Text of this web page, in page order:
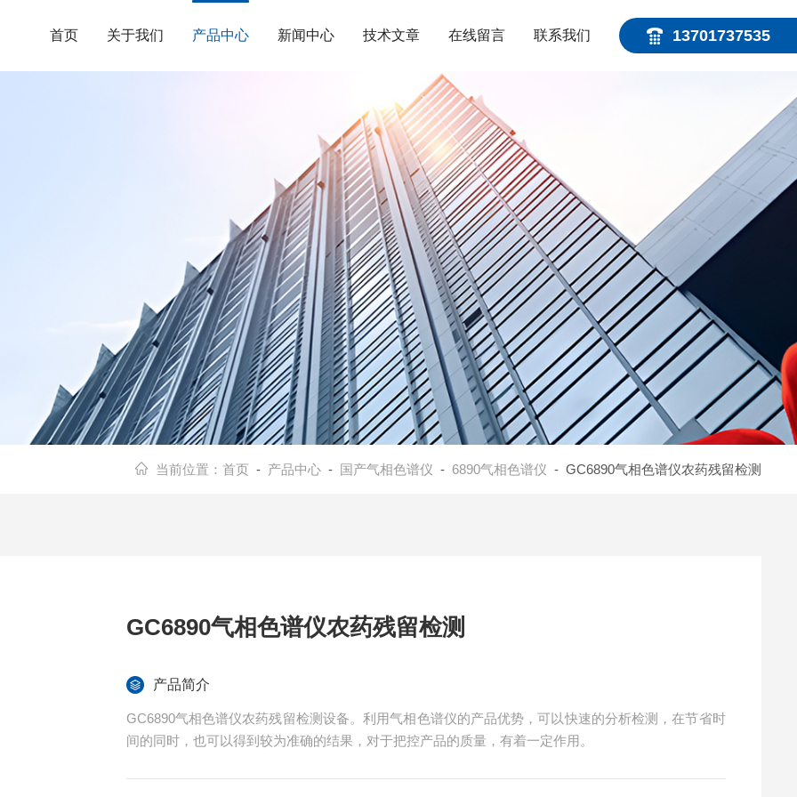
13701737535
首页 关于我们 产品中心 新闻中心 技术文章 在线留言 联系我们
当前位置： 首页 - 产品中心- 国产气相色谱仪 - 6890气相色谱仪 - GC6890气相色谱仪农药残留检测
GC6890气相色谱仪农药残留检测
产品简介
GC6890气相色谱仪农药残留检测设备。利用气相色谱仪的产品优势，可以快速的分析检测，在节省时
间的同时，也可以得到较为准确的结果，对于把控产品的质量，有着一定作用。